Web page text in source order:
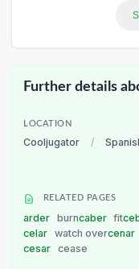
Further details
LOCATION
Cooljugator /
RELATED PAGES
arder burncaber fit
celar watch overcenar
cesar cease